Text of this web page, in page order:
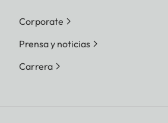
Corporate
Prensa y noticias
Carrera